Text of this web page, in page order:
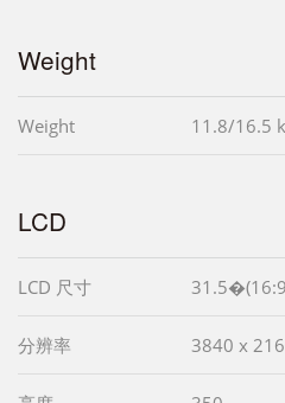
Weight
Weight 11.8/16.5
LCD
LCD 尺寸
分辨率 3840 x